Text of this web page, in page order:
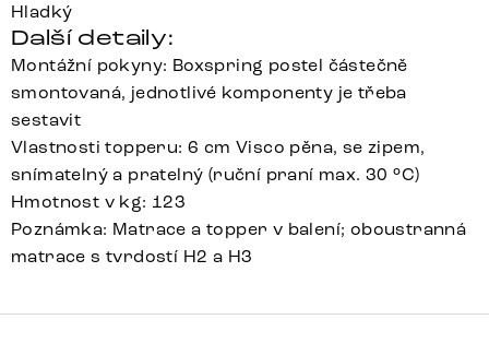
Hladký
Další detaily:
Montážní pokyny: Boxspring postel částečně
smontovaná, jednotlivé komponenty je třeba
sestavit
Vlastnosti topperu: 6 cm Visco pěna, se zipem,
snímatelný a pratelný (ruční praní max. 30 °C)
Hmotnost v kg: 123
Poznámka: Matrace a topper v balení; oboustranná
matrace s tvrdostí H2 a H3